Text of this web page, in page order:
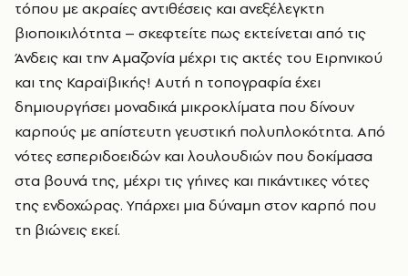
τόπου με ακραίες αντιθέσεις και ανεξέλεγκτη
βιοποικιλότητα – σκεφτείτε πως εκτείνεται από τις
Άνδεις και την Αμαζονία μέχρι τις ακτές του Ειρηνικού
και της Καραϊβικής! Αυτή η τοπογραφία έχει
δημιουργήσει μοναδικά μικροκλίματα που δίνουν
καρπούς με απίστευτη γευστική πολυπλοκότητα. Από
νότες εσπεριδοειδών και λουλουδιών που δοκίμασα
στα βουνά της, μέχρι τις γήινες και πικάντικες νότες
της ενδοχώρας. Υπάρχει μια δύναμη στον καρπό που
τη βιώνεις εκεί.